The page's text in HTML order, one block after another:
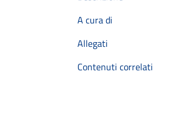
A cura di
Allegati
Contenuti correlati